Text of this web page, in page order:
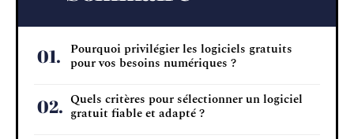
Pourquoi privilégier les logiciels gratuits
pour vos besoins numériques ?
Quels critères pour sélectionner un logiciel
gratuit fiable et adapté ?